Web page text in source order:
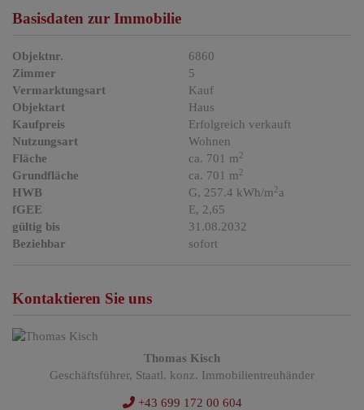
Basisdaten zur Immobilie
Objektnr.
6860
Zimmer
5
Vermarktungsart
Kauf
Objektart
Haus
Kaufpreis
Erfolgreich verkauft
Nutzungsart
Wohnen
Fläche
ca. 701 m2
Grundfläche ca. 701 m2
HWB G, 257.4 kWh/m2a
fGEE
E, 2,65
gültig bis
31.08.2032
Beziehbar
sofort
Kontaktieren Sie uns
Thomas Kisch
Geschäftsführer, Staatl. konz. Immobilientreuhänder
+43 699 172 00 604